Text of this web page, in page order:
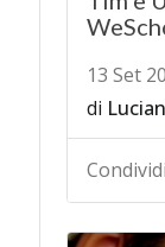
13 Set
di
Condividi